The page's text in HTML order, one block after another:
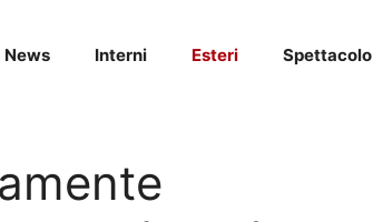
News Interni Esteri Spettacolo